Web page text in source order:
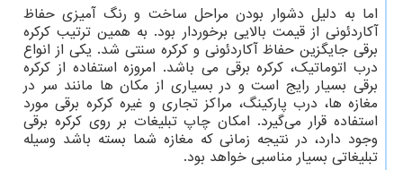
اما به دلیل دشوار بودن مراحل ساخت و رنگ آمیزی حفاظ
آکاردئونی از قیمت بالایی برخوردار بود. به همین ترتیب کرکره
برقی جایگزین حفاظ آکاردئونی و کرکره سنتی شد. یکی از انواع
درب اتوماتیک، کرکره برقی می باشد. امروزه استفاده از کرکره
برقی بسیار رایج است و در بسیاری از مکان ها مانند سر در
مغازه ها، درب پارکینگ، مراکز تجاری و غیره کرکره برقی مورد
استفاده قرار می‌گیرد. امکان چاپ تبلیغات بر روی کرکره برقی
وجود دارد، در نتیجه زمانی که مغازه شما بسته باشد وسیله
تبلیغاتی بسیار مناسبی خواهد بود.